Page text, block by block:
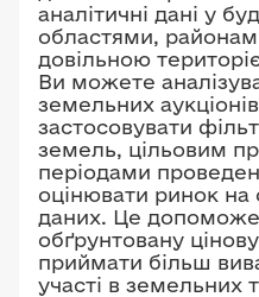
аналітичні дані у
областями,
довільною
Ви можете
земельних
застосовувати
земель, цільовим
періодами
оцінювати ринок на
даних. Це
обґрунтовану
приймати більш
участі в земельних